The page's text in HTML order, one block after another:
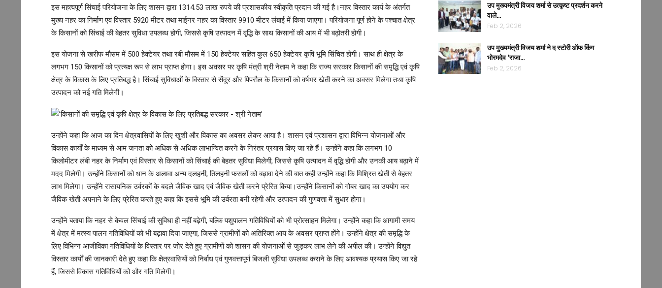
इस महत्वपूर्ण सिंचाई परियोजना के लिए शासन द्वारा 1314.53 लाख रुपये की प्रशासकीय स्वीकृति प्रदान की गई है।नहर विस्तार कार्य के अंतर्गत
मुख्य नहर का निर्माण एवं विस्तार 5920 मीटर तथा माईनर नहर का विस्तार 9910 मीटर लंबाई में किया जाएगा। परियोजना पूर्ण होने के पश्चात क्षेत्र
के किसानों को सिंचाई की बेहतर सुविधा उपलब्ध होगी, जिससे कृषि उत्पादन में वृद्धि के साथ किसानों की आय में भी बढ़ोतरी होगी।
इस योजना से खरीफ मौसम में 500 हेक्टेयर तथा रबी मौसम में 150 हेक्टेयर सहित कुल 650 हेक्टेयर कृषि भूमि सिंचित होगी। साथ ही क्षेत्र के
लगभग 150 किसानों को प्रत्यक्ष रूप से लाभ प्राप्त होगा। इस अवसर पर कृषि मंत्री श्री नेताम ने कहा कि राज्य सरकार किसानों की समृद्धि एवं कृषि
क्षेत्र के विकास के लिए प्रतिबद्ध है। सिंचाई सुविधाओं के विस्तार से सेंदुर और पिपरौल के किसानों को वर्षभर खेती करने का अवसर मिलेगा तथा कृषि
उत्पादन को नई गति मिलेगी।
उन्होंने कहा कि आज का दिन क्षेत्रवासियों के लिए खुशी और विकास का अवसर लेकर आया है। शासन एवं प्रशासन द्वारा विभिन्न योजनाओं और
विकास कार्यों के माध्यम से आम जनता को अधिक से अधिक लाभान्वित करने के निरंतर प्रयास किए जा रहे हैं। उन्होंने कहा कि लगभग 10
किलोमीटर लंबी नहर के निर्माण एवं विस्तार से किसानों को सिंचाई की बेहतर सुविधा मिलेगी, जिससे कृषि उत्पादन में वृद्धि होगी और उनकी आय बढ़ाने में
मदद मिलेगी। उन्होंने किसानों को धान के अलावा अन्य दलहनी, तिलहनी फसलों को बढ़ावा देने की बात कही उन्होंने कहा कि मिश्रित खेती से बेहतर
लाभ मिलेगा। उन्होंने रासायनिक उर्वरकों के बदले जैविक खाद एवं जैविक खेती करने प्रेरित किया।उन्होंने किसानों को गोबर खाद का उपयोग कर
जैविक खेती अपनाने के लिए प्रेरित करते हुए कहा कि इससे भूमि की उर्वरता बनी रहेगी और उत्पादन की गुणवत्ता में सुधार होगा।
उन्होंने बताया कि नहर से केवल सिंचाई की सुविधा ही नहीं बढ़ेगी, बल्कि पशुपालन गतिविधियों को भी प्रोत्साहन मिलेगा। उन्होंने कहा कि आगामी समय
में क्षेत्र में मत्स्य पालन गतिविधियों को भी बढ़ावा दिया जाएगा, जिससे ग्रामीणों को अतिरिक्त आय के अवसर प्राप्त होंगे। उन्होंने क्षेत्र की समृद्धि के
लिए विभिन्न आजीविका गतिविधियों के विस्तार पर जोर देते हुए ग्रामीणों को शासन की योजनाओं से जुड़कर लाभ लेने की अपील की। उन्होंने विद्युत
विस्तार कार्यों की जानकारी देते हुए कहा कि क्षेत्रवासियों को निर्बाध एवं गुणवत्तापूर्ण बिजली सुविधा उपलब्ध कराने के लिए आवश्यक प्रयास किए जा रहे
हैं, जिससे विकास गतिविधियों को और गति मिलेगी।
उप मुख्यमंत्री विजय शर्मा से उत्कृष्ट प्रदर्शन करने
वाले…
Feb 2, 2026
उप मुख्यमंत्री विजय शर्मा ने द स्टोरी ऑफ किंग
भोरमदेव ‘राजा…
Feb 2, 2026